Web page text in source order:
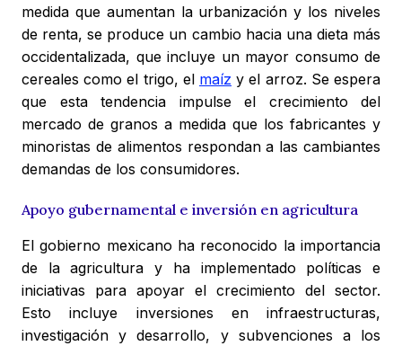
medida que aumentan la urbanización y los niveles
de renta, se produce un cambio hacia una dieta más
occidentalizada, que incluye un mayor consumo de
cereales como el trigo, el maíz y el arroz. Se espera
que esta tendencia impulse el crecimiento del
mercado de granos a medida que los fabricantes y
minoristas de alimentos respondan a las cambiantes
demandas de los consumidores.
Apoyo gubernamental e inversión en agricultura
El gobierno mexicano ha reconocido la importancia
de la agricultura y ha implementado políticas e
iniciativas para apoyar el crecimiento del sector.
Esto incluye inversiones en infraestructuras,
investigación y desarrollo, y subvenciones a los